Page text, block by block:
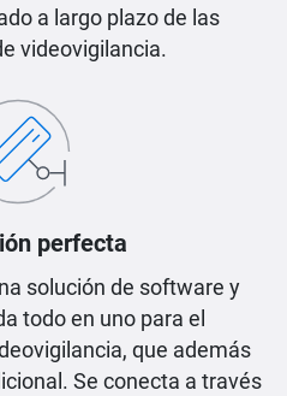
a largo plazo de las
videovigilancia.
perfecta
solución de software y
todo en uno para el
que además
Se conecta a través